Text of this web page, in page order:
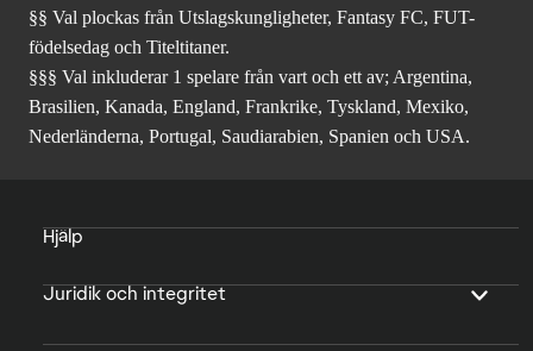
§§ Val plockas från Utslagskungligheter, Fantasy FC, FUT-
födelsedag och Titeltitaner.
§§§ Val inkluderar 1 spelare från vart och ett av; Argentina,
Brasilien, Kanada, England, Frankrike, Tyskland, Mexiko,
Nederländerna, Portugal, Saudiarabien, Spanien och USA.
Hjälp
Juridik och integritet